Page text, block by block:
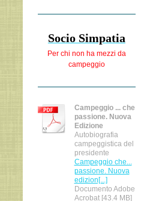
Socio Simpatia
Per chi non ha mezzi da
campeggio
Campeggio ... che
passione. Nuova
Edizione
Autobiografia
campeggistica del
presidente
Campeggio che...
passione. Nuova
edizion[...]
Documento Adobe
Acrobat [43.4 MB]